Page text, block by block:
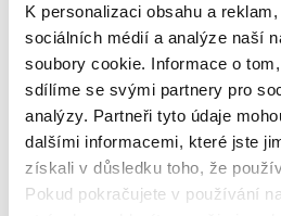
K personalizaci obsahu a
sociálních médií a analýze naší
soubory cookie. Informace o
sdílíme se svými partnery pro
analýzy. Partneři tyto údaje
dalšími informacemi, které jste
získali v důsledku toho, že
Pokud pokračujete v používání